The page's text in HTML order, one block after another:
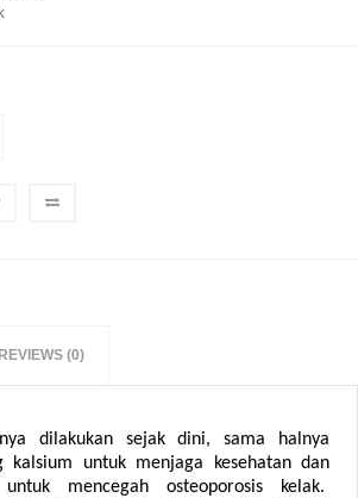
REVIEWS (0)
dilakukan sejak dini, sama halnya
kalsium untuk menjaga kesehatan dan
mencegah osteoporosis kelak.